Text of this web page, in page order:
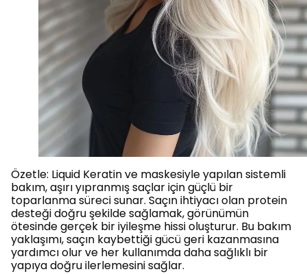
Özetle: Liquid Keratin ve maskesiyle yapılan sistemli
bakım, aşırı yıpranmış saçlar için güçlü bir
toparlanma süreci sunar. Saçın ihtiyacı olan protein
desteği doğru şekilde sağlamak, görünümün
ötesinde gerçek bir iyileşme hissi oluşturur. Bu bakım
yaklaşımı, saçın kaybettiği gücü geri kazanmasına
yardımcı olur ve her kullanımda daha sağlıklı bir
yapıya doğru ilerlemesini sağlar.